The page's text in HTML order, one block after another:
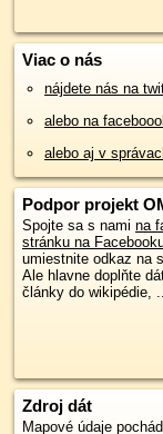
Viac o nás
nájdete nás na
alebo na
alebo aj v
Podpor projekt
Spojte sa s nami na
stránku na
umiestnite odkaz na
Ale hlavne doplňte
články do wikipédie,
Zdroj dát
Mapové údaje